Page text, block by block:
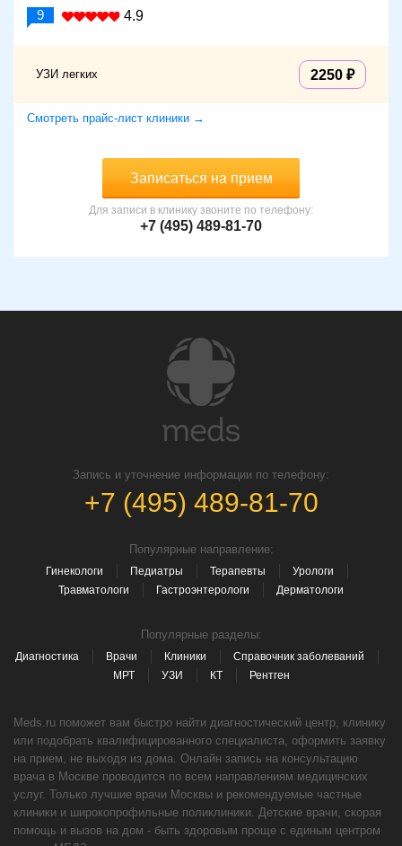
9 4.9
УЗИ легких 2250
Смотреть прайс-лист клиники →
Записаться на прием
Для записи в клинику звоните по телефону:
+7 (495) 489-81-70
Запись и уточнение информации по телефону:
+7 (495) 489-81-70
Популярные направление:
Гинекологи Педиатры Терапевты
Урологи
Травматологи
Гастроэнтерологи Дерматологи
Популярные разделы:
Диагностика Врачи Клиники
Справочник заболеваний
МРТ
УЗИ КТ Рентген
Meds.ru поможет вам быстро найти диагностический центр, клинику
или подобрать квалифицированного специалиста, оформить заявку
на прием, не выходя из дома. Онлайн запись на консультацию
врача в Москве проводится по всем направлениям медицинских
услуг. Только лучшие врачи Москвы и рекомендуемые частные
клиники и широкопрофильные поликлиники. Детские врачи, скорая
помощь и вызов на дом - быть здоровым проще с единым центром